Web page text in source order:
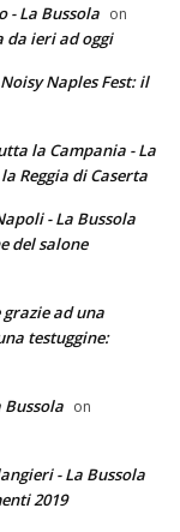
- La Bussola on
da ieri ad oggi
Noisy Naples Fest: il
la Campania - La
Reggia di Caserta
- La Bussola
del salone
ad una
testuggine:
Bussola on
- La Bussola
2019